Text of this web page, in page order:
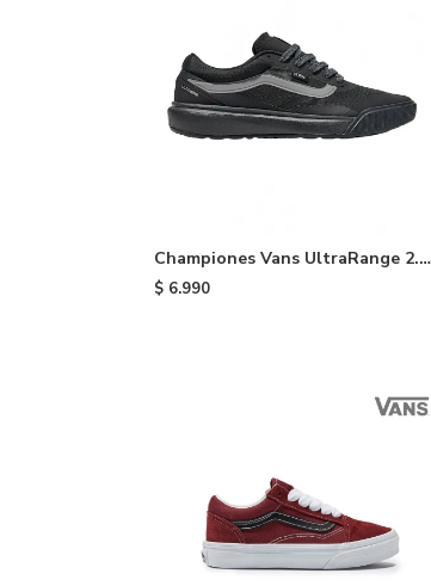
Championes Vans UltraRange 2.0
- Black/grey
$ 6.990